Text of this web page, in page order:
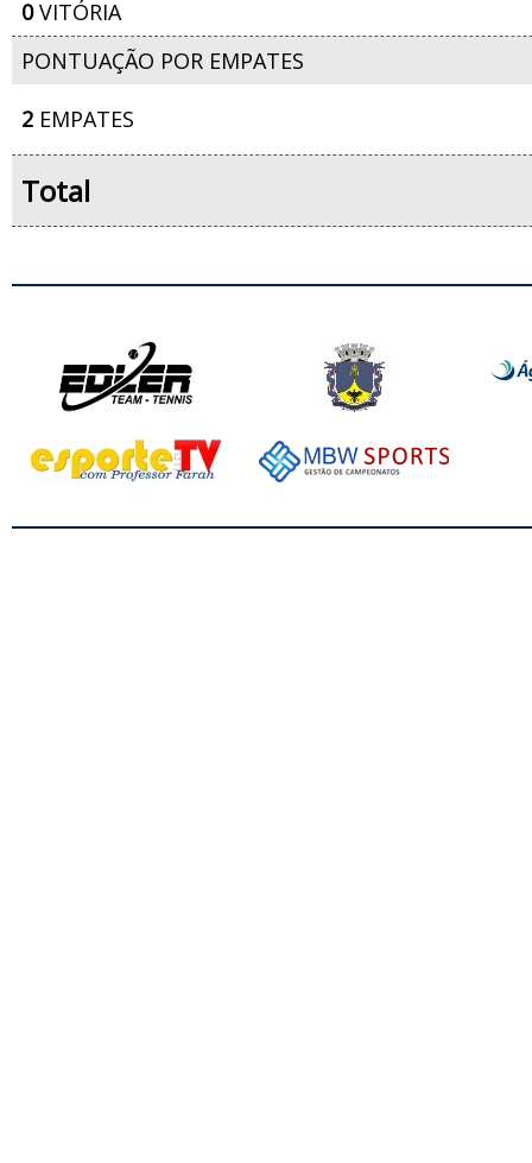
0VITÓRIA
PONTUAÇÃO POR EMPATES
2 EMPATES
Total